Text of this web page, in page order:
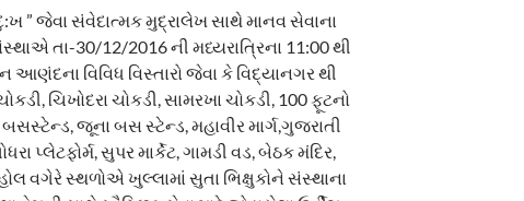
” જેવા સંવેદાત્મક મુદ્રાલેખ સાથે માનવ સેવાના
તા-30/12/2016 ની મધ્યરાત્રિના 11:00 થી
આણંદના વિવિધ વિસ્તારો જેવા કે વિદ્યાનગર થી
ચિખોદરા ચોકડી, સામરખા ચોકડી, 100 ફૂટનો
બસસ્ટેન્ડ, જૂના બસ સ્ટેન્ડ, મહાવીર માર્ગ,ગુજરાતી
પ્લેટફોર્મ, સુપર માર્કેટ, ગામડી વડ, બેઠક મંદિર,
વગેરે સ્થળોએ ખુલ્લામાં સુતા ભિક્ષુકોને સંસ્થાના